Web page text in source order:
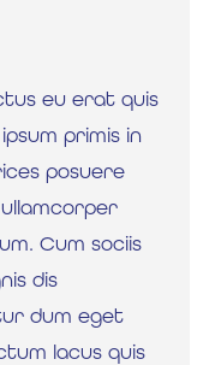
eu erat quis
primis in
posuere
ullamcorper
Cum sociis
dis
dum eget
lacus quis